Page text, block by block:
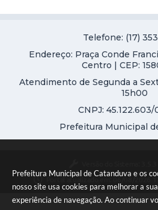
Prefeitura Municipal de Catanduva e os
nosso site usa cookies para melhorar a sua
experiência de navegação. Ao continuar
Telefone: (17)
Endereço: Praça Conde
Centro | CEP:
Atendimento de Segunda a
15h00
CNPJ:
Prefeitura Municipal
Portal atualizado em: